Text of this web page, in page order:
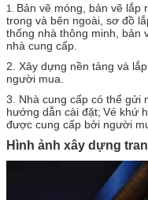
1. Bản vẽ móng, bản vẽ lắp
trong và bên ngoài, sơ đồ
thống nhà thông minh, bản
nhà cung cấp.
2. Xây dựng nền tảng và
người mua.
3. Nhà cung cấp có thể gửi
hướng dẫn cài đặt; Vé khứ
được cung cấp bởi người
Hình ảnh xây dựng